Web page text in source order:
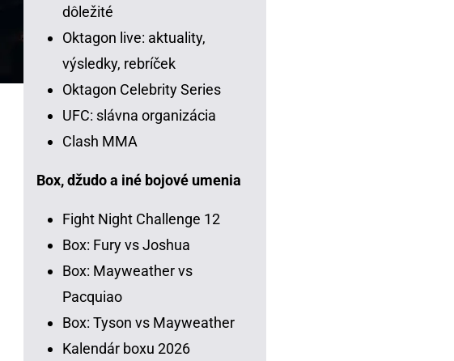
dôležité
Oktagon live: aktuality,
výsledky, rebríček
Oktagon Celebrity Series
UFC: slávna organizácia
Clash MMA
Box, džudo a iné bojové umenia
Fight Night Challenge 12
Box: Fury vs Joshua
Box: Mayweather vs
Pacquiao
Box: Tyson vs Mayweather
Kalendár boxu 2026